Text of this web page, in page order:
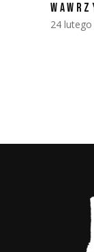
24 lutego